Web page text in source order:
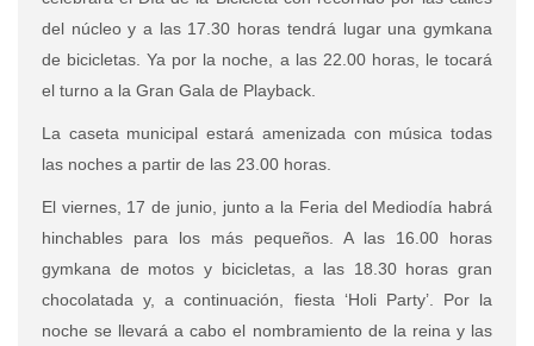
del núcleo y a las 17.30 horas tendrá lugar una gymkana
de bicicletas. Ya por la noche, a las 22.00 horas, le tocará
el turno a la Gran Gala de Playback.
La caseta municipal estará amenizada con música todas
las noches a partir de las 23.00 horas.
El viernes, 17 de junio, junto a la Feria del Mediodía habrá
hinchables para los más pequeños. A las 16.00 horas
gymkana de motos y bicicletas, a las 18.30 horas gran
chocolatada y, a continuación, fiesta ‘Holi Party’. Por la
noche se llevará a cabo el nombramiento de la reina y las